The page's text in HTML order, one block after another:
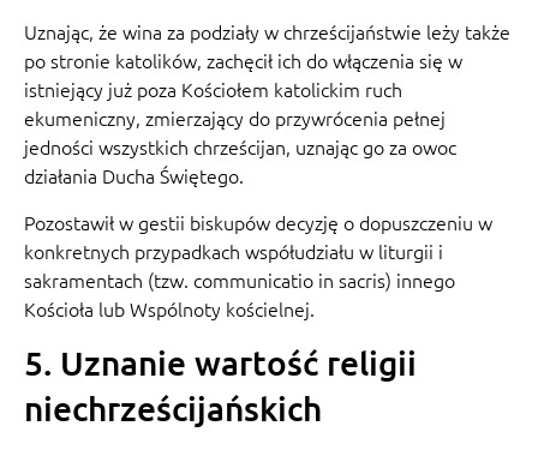
Uznając, że wina za podziały w chrześcijaństwie leży także
po stronie katolików, zachęcił ich do włączenia się w
istniejący już poza Kościołem katolickim ruch
ekumeniczny, zmierzający do przywrócenia pełnej
jedności wszystkich chrześcijan, uznając go za owoc
działania Ducha Świętego.
Pozostawił w gestii biskupów decyzję o dopuszczeniu w
konkretnych przypadkach współudziału w liturgii i
sakramentach (tzw. communicatio in sacris) innego
Kościoła lub Wspólnoty kościelnej.
5. Uznanie wartość religii
niechrześcijańskich